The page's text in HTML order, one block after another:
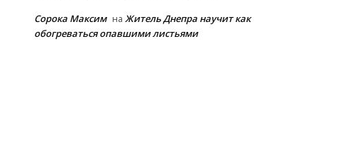
Сорока Максим на Житель Днепра научит как
обогреваться опавшими листьями